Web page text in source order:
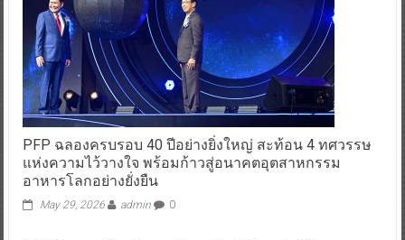
PFP ฉลองครบรอบ 40 ปีอย่างยิ่งใหญ่ สะท้อน 4 ทศวรรษ
แห่งความไว้วางใจ พร้อมก้าวสู่อนาคตอุตสาหกรรม
อาหารโลกอย่างยั่งยืน
May 29, 2026 admin 0